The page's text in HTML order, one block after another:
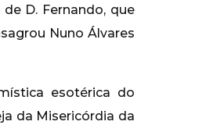
D. Fernando, que
Nuno Álvares
esotérica do
da Misericórdia da